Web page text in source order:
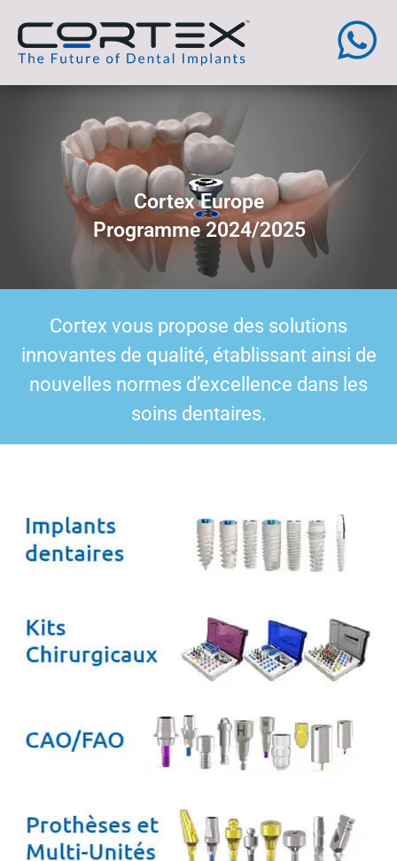
Cortex Europe
Programme 2024/2025
Cortex vous propose des solutions
innovantes de qualité, établissant ainsi de
nouvelles normes d’excellence dans les
soins dentaires.